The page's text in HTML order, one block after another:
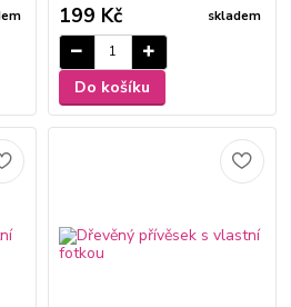
199 Kč skladem
Do košíku